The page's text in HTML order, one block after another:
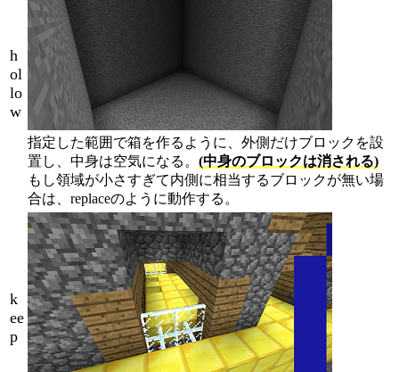
h
ol
lo
w
指定した範囲で箱を作るように、外側だけブロックを設
置し、中身は空気になる。 (中身のブロックは消される)
もし領域が小さすぎて内側に相当するブロックが無い場
合は、 replaceのように動作する。
k
ee
p